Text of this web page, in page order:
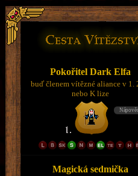
Pokořitel Dark Elfa
buď členem vítězné aliance v 1.
nebo K lize
Magická sedmička